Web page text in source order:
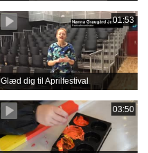
01:53
Glæd dig til Aprilfestival
03:50